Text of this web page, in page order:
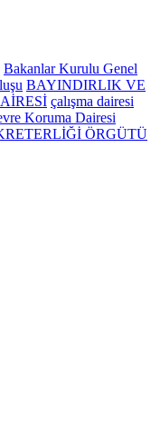
Bakanlar Kurulu Genel
BAYINDIRLIK VE
çalışma dairesi
Koruma Dairesi
ÖRGÜTÜ